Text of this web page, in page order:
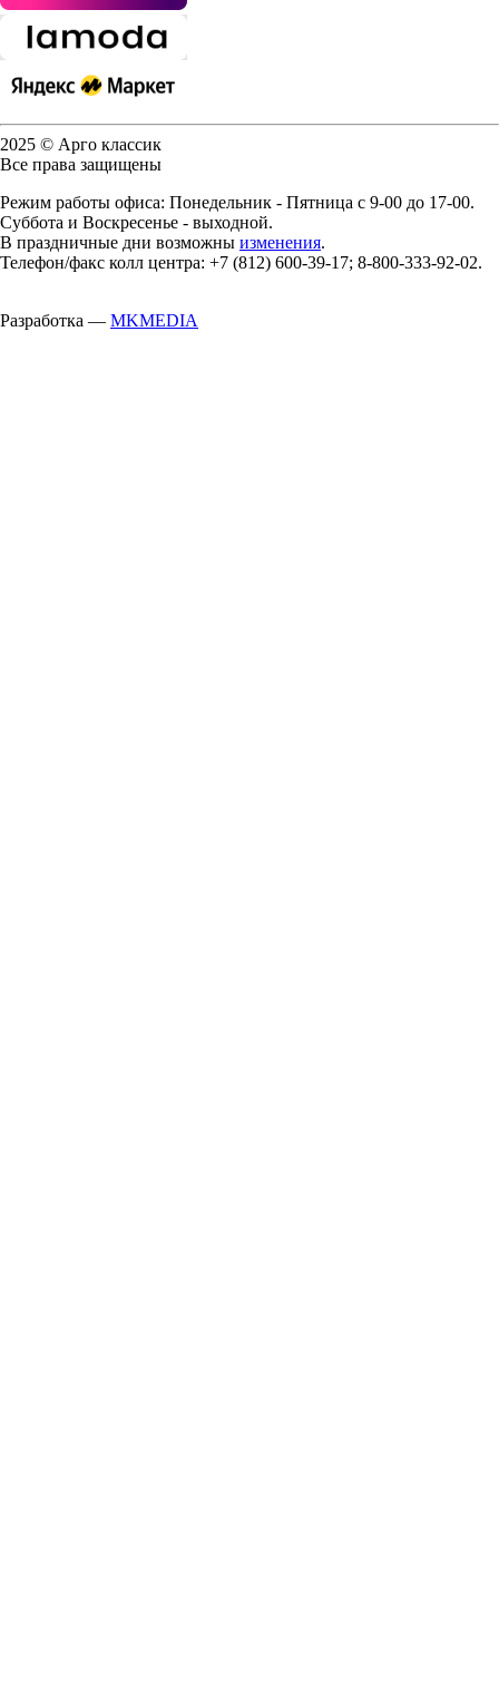
2025 © Арго классик
Все права защищены
Режим работы офиса: Понедельник - Пятница с 9-00 до 17-00.
Суббота и Воскресенье - выходной.
В праздничные дни возможны изменения.
Телефон/факс колл центра: +7 (812) 600-39-17; 8-800-333-92-02.
Разработка — MKMEDIA